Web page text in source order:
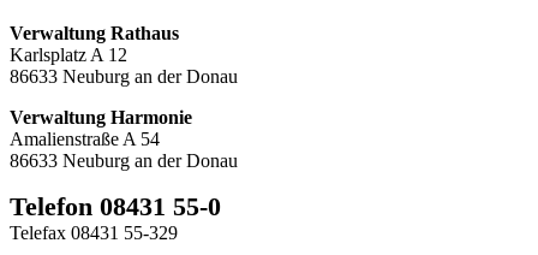
Verwaltung Rathaus
Karlsplatz A 12
86633 Neuburg an der Donau
Verwaltung Harmonie
Amalienstraße A 54
86633 Neuburg an der Donau
Telefon 08431 55-0
Telefax 08431 55-329